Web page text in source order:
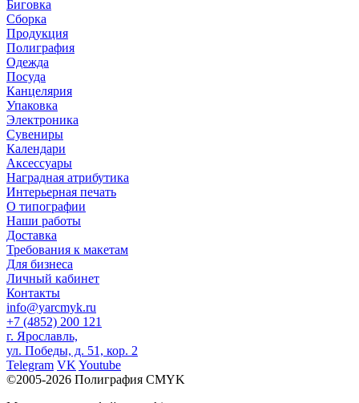
Биговка
Сборка
Продукция
Полиграфия
Одежда
Посуда
Канцелярия
Упаковка
Электроника
Сувениры
Календари
Аксессуары
Наградная атрибутика
Интерьерная печать
О типографии
Наши работы
Доставка
Требования к макетам
Для бизнеса
Личный кабинет
Контакты
info@yarcmyk.ru
+7 (4852) 200 121
г. Ярославль,
ул. Победы, д. 51, кор. 2
Telegram VK Youtube
©2005-2026 Полиграфия CMYK